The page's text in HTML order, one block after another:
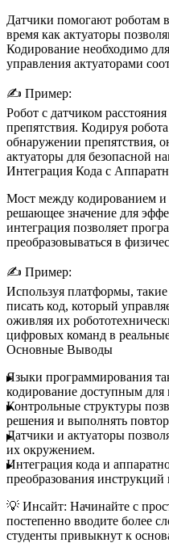
Датчики помогают роботам
время как актуаторы
Кодирование необходимо
управления актуаторами
✍️ Пример:
Робот с датчиком расстояния
препятствия. Кодируя
обнаружении препятствия,
актуаторы для безопасной
Интеграция Кода с
Мост между кодированием
решающее значение для
интеграция позволяет
преобразовываться в
✍️ Пример:
Используя платформы, такие
писать код, который
оживляя их
цифровых команд в
Основные Выводы
Языки программирования
кодирование доступным
Контрольные структуры
решения и выполнять
Датчики и актуаторы
их окружением.
Интеграция кода и
преобразования инструкций
💡 Инсайт: Начинайте с
постепенно вводите более
студенты привыкнут к